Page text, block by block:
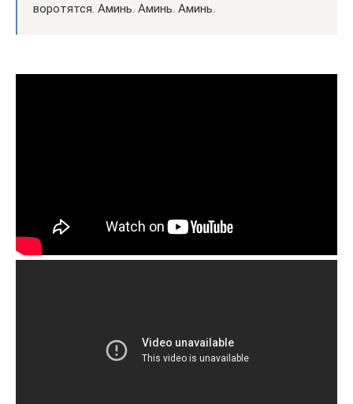
воротятся. Аминь. Аминь. Аминь.